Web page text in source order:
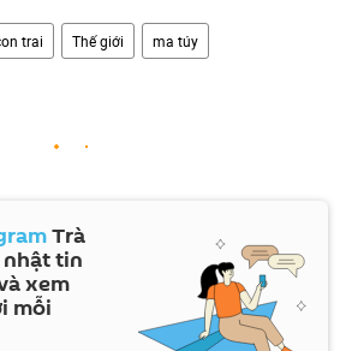
trai Thế giới ma túy
Trà
nhật tin
xem
mỗi